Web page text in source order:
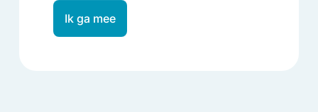
Ik ga mee